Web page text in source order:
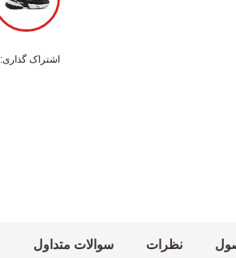
اشتراک گذاری:
نظرات سوالات متداول